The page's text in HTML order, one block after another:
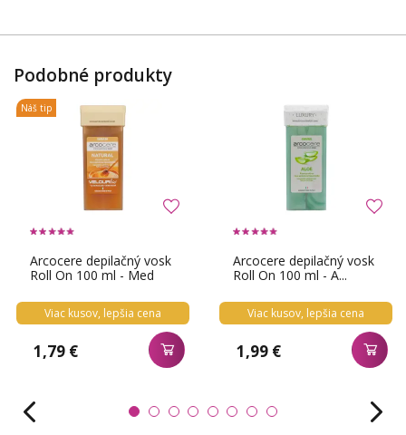
Podobné produkty
Arcocere depilačný vosk
Roll On 100 ml - Med
Viac kusov, lepšia cena
1,79 €
Náš tip
Arcocere depilačný vosk
Roll On 100 ml - A...
Viac kusov, lepšia cena
1,99 €